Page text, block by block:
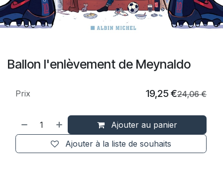
Ballon l'enlèvement de Meynaldo
Ajouter au panier
Ajouter à la liste de souhaits
Prix 19,25 €24,06€